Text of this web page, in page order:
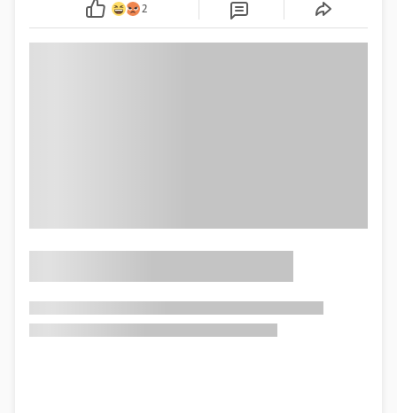
2